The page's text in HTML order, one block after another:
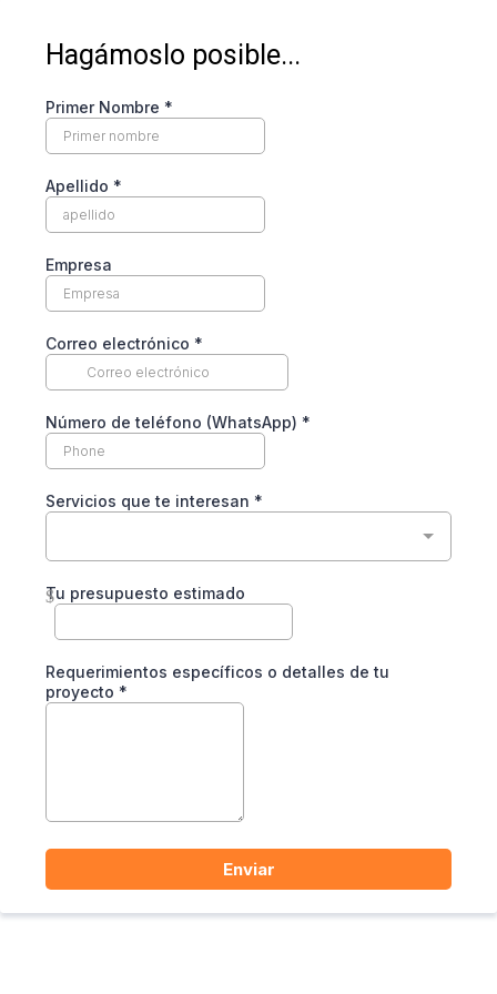
Hagámoslo posible...
Primer Nombre *
Apellido *
Empresa
Correo electrónico *
Número de teléfono (WhatsApp) *
Servicios que te interesan *
Tu presupuesto estimado
$
Requerimientos específicos o detalles de tu
proyecto *
Enviar